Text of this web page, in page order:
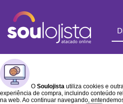
O Soulojista utiliza cookies e
experiência de compra, incluindo conteúdo
na web. Ao continuar navegando,